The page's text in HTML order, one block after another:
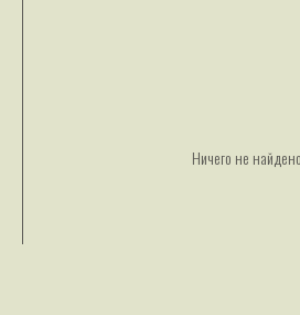
Ничего не найдено